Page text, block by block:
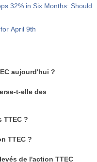
32% in Six Months: Should
April 9th
aujourd'hui ?
t-elle des
TTEC ?
TTEC ?
de l'action TTEC